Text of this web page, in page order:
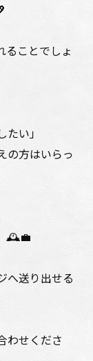
ることでしょ
い」
の方はいらっ
🕰️💼
へ送り出せる
わせくださ